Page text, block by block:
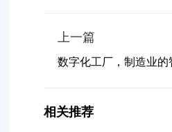
上一篇
数字化工厂，制造业
相关推荐